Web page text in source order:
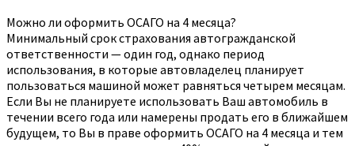
Можно ли оформить ОСАГО на 4 месяца?
Минимальный срок страхования автогражданской
ответственности — один год, однако период
использования, в которые автовладелец планирует
пользоваться машиной может равняться четырем месяцам.
Если Вы не планируете использовать Ваш автомобиль в
течении всего года или намерены продать его в ближайшем
будущем, то Вы в праве оформить ОСАГО на 4 месяца и тем